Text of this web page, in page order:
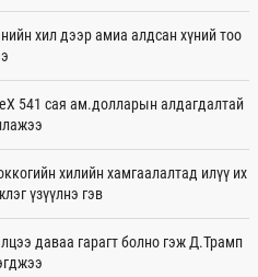
08-06
Бангладешт эргэн ирэхээ
08-06
08-06
улсын хамтын ажиллагааны талаар
солилцов
хил дээр амиа алдсан хүний тоо
541 сая ам.долларын алдагдалтай
хилийн хамгаалалтад илүү их
үзүүлнэ гэв
даваа гарагт болно гэж Д.Трамп